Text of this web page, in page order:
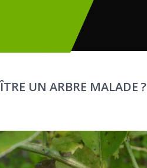
UN ARBRE MALADE ?